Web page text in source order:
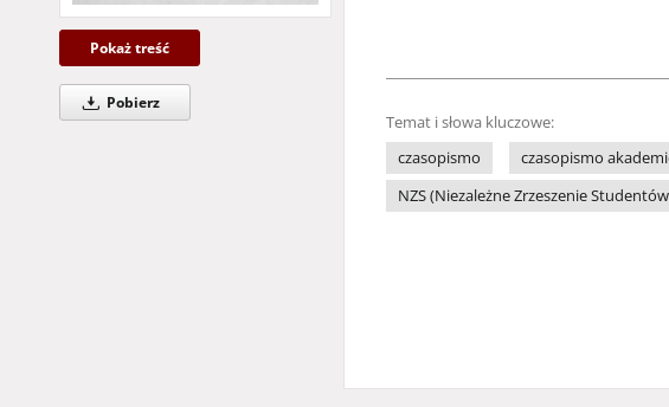
Pokaż treść
Pobierz
Temat i słowa kluczowe:
czasopismo
czasopismo
NZS (Niezależne Zrzeszenie